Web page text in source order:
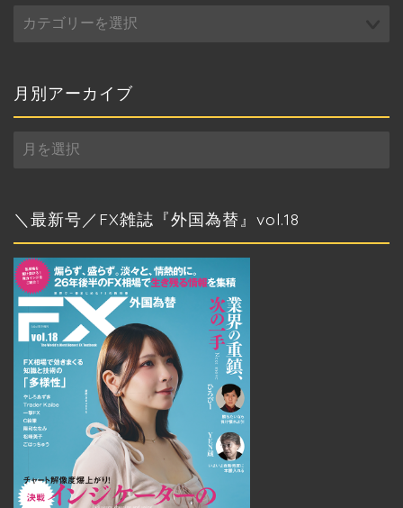
テ
ー
月別アーカイブ
月
別
カ
＼最新号／FX雑誌『外国為替』vol.18
トップページ